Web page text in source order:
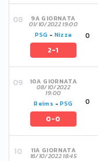
9A GIORNATA
01/10/2022 19:00
PSG - Nizza
2-1
0
10A GIORNATA
08/10/2022
19:00
Reims -PSG
0-0
0
11A GIORNATA
16/10/2022 18:45